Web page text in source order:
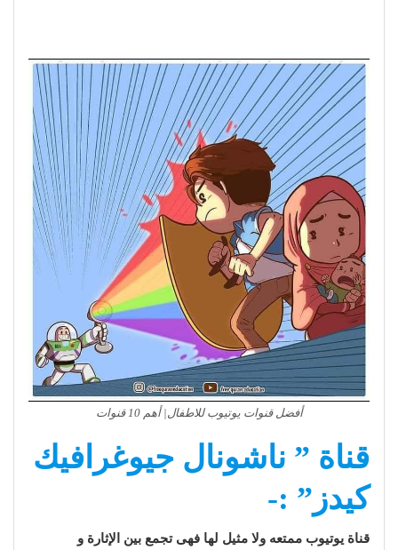
أفضل قنوات يوتيوب للاطفال| أهم 10 قنوات
قناة ” ناشونال جيوغرافيك
كيدز” :-
قناة يوتيوب ممتعه ولا مثيل لها فهى تجمع بين الإثارة و